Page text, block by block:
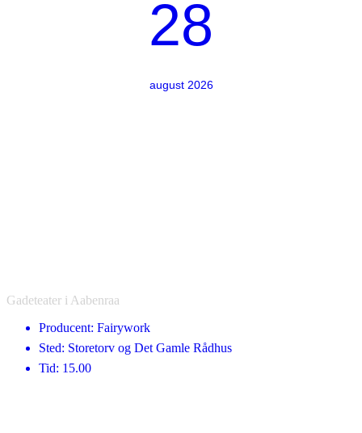
28
august 2026
Gadeteater i Aabenraa
Producent: Fairywork
Sted: Storetorv og Det Gamle Rådhus
Tid: 15.00